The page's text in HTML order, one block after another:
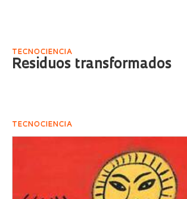
TECNOCIENCIA
Residuos transformados
TECNOCIENCIA